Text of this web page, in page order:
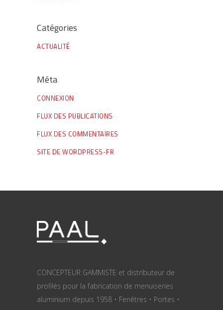
Catégories
ACTUALITÉ
Méta
CONNEXION
FLUX DES PUBLICATIONS
FLUX DES COMMENTAIRES
SITE DE WORDPRESS-FR
CONCEPTEUR GAMMISTE et distributeur de
profilés pour la fabrication de menuiseries
aluminium depuis 1958 • Fenêtres • Portes •